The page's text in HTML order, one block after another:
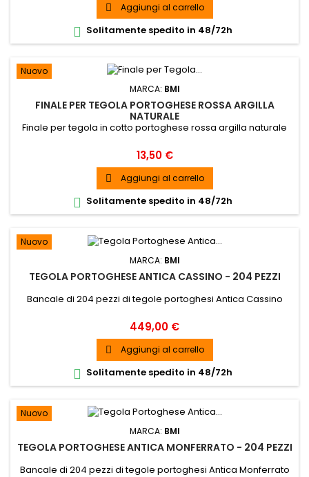
 Aggiungi al carrello
 Solitamente spedito in 48/72h
Nuovo
MARCA: BMI
FINALE PER TEGOLA PORTOGHESE ROSSA ARGILLA
NATURALE
Finale per tegola in cotto portoghese rossa argilla naturale
Prezzo
13,50 €
 Aggiungi al carrello
 Solitamente spedito in 48/72h
Nuovo
MARCA: BMI
TEGOLA PORTOGHESE ANTICA CASSINO - 204 PEZZI
Bancale di 204 pezzi di tegole portoghesi Antica Cassino
Prezzo
449,00 €
 Aggiungi al carrello
 Solitamente spedito in 48/72h
Nuovo
MARCA: BMI
TEGOLA PORTOGHESE ANTICA MONFERRATO - 204 PEZZI
Bancale di 204 pezzi di tegole portoghesi Antica Monferrato